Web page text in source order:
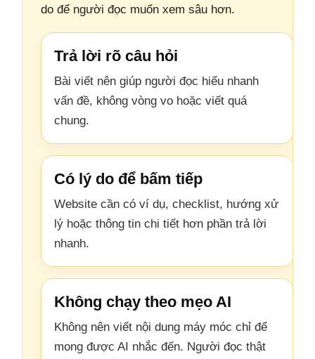
do để người đọc muốn xem sâu hơn.
Trả lời rõ câu hỏi
Bài viết nên giúp người đọc hiểu nhanh
vấn đề, không vòng vo hoặc viết quá
chung.
Có lý do để bấm tiếp
Website cần có ví dụ, checklist, hướng xử
lý hoặc thông tin chi tiết hơn phần trả lời
nhanh.
Không chạy theo mẹo AI
Không nên viết nội dung máy móc chỉ để
mong được AI nhắc đến. Người đọc thật